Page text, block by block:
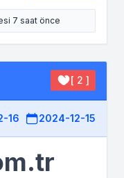
7 saat önce
[ 2 ]
16 2024-12-15